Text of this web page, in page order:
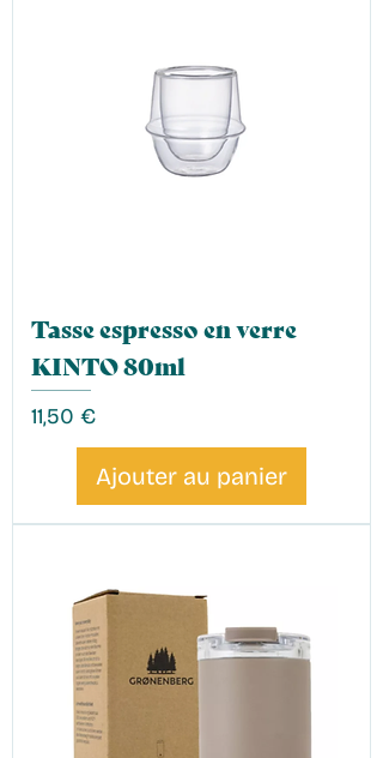
Tasse espresso en verre
KINTO 80ml
Prix
11,50 €
Ajouter au panier